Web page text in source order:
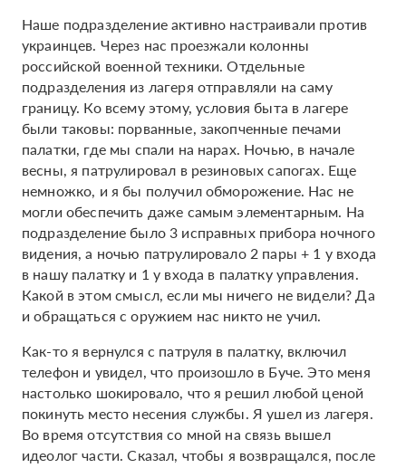
Наше подразделение активно настраивали против
украинцев. Через нас проезжали колонны
российской военной техники. Отдельные
подразделения из лагеря отправляли на саму
границу. Ко всему этому, условия быта в лагере
были таковы: порванные, закопченные печами
палатки, где мы спали на нарах. Ночью, в начале
весны, я патрулировал в резиновых сапогах. Еще
немножко, и я бы получил обморожение. Нас не
могли обеспечить даже самым элементарным. На
подразделение было 3 исправных прибора ночного
видения, а ночью патрулировало 2 пары + 1 у входа
в нашу палатку и 1 у входа в палатку управления.
Какой в этом смысл, если мы ничего не видели? Да
и обращаться с оружием нас никто не учил.
Как-то я вернулся с патруля в палатку, включил
телефон и увидел, что произошло в Буче. Это меня
настолько шокировало, что я решил любой ценой
покинуть место несения службы. Я ушел из лагеря.
Во время отсутствия со мной на связь вышел
идеолог части. Сказал, чтобы я возвращался, после